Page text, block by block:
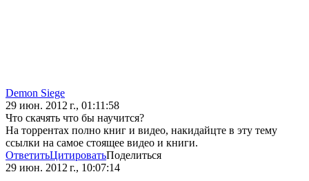
Demon Siege
29 июн. 2012 г., 01:11:58
Что скачять что бы научится?
На торрентах полно книг и видео, накидайцте в эту тему
ссылки на самое стоящее видео и книги.
ОтветитьЦитироватьПоделиться
29 июн. 2012 г., 10:07:14